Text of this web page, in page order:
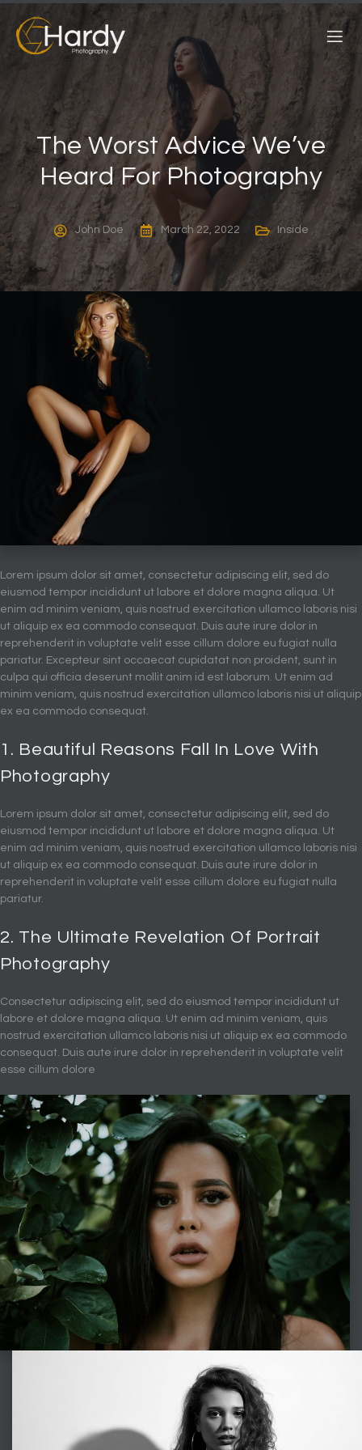
The Worst Advice We’ve
Heard For Photography
John Doe March 22, 2022 Inside
Lorem ipsum dolor sit amet, consectetur adipiscing elit, sed do
eiusmod tempor incididunt ut labore et dolore magna aliqua. Ut
enim ad minim veniam, quis nostrud exercitation ullamco laboris nisi
ut aliquip ex ea commodo consequat. Duis aute irure dolor in
reprehenderit in voluptate velit esse cillum dolore eu fugiat nulla
pariatur. Excepteur sint occaecat cupidatat non proident, sunt in
culpa qui officia deserunt mollit anim id est laborum. Ut enim ad
minim veniam, quis nostrud exercitation ullamco laboris nisi ut aliquip
ex ea commodo consequat.
1. Beautiful Reasons Fall In Love With
Photography
Lorem ipsum dolor sit amet, consectetur adipiscing elit, sed do
eiusmod tempor incididunt ut labore et dolore magna aliqua. Ut
enim ad minim veniam, quis nostrud exercitation ullamco laboris nisi
ut aliquip ex ea commodo consequat. Duis aute irure dolor in
reprehenderit in voluptate velit esse cillum dolore eu fugiat nulla
pariatur.
2. The Ultimate Revelation Of Portrait
Photography
Consectetur adipiscing elit, sed do eiusmod tempor incididunt ut
labore et dolore magna aliqua. Ut enim ad minim veniam, quis
nostrud exercitation ullamco laboris nisi ut aliquip ex ea commodo
consequat. Duis aute irure dolor in reprehenderit in voluptate velit
esse cillum dolore